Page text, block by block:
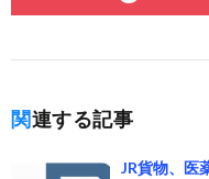
関連する記事
JR貨物、医